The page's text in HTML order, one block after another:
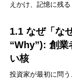
えかけ、記憶に残る
1.1 なぜ「な
“Why”): 創業
い核
投資家が最初に問